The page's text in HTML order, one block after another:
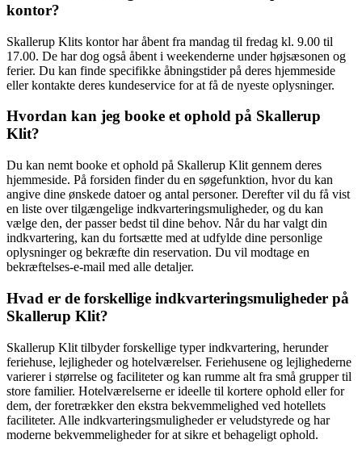
kontor?
Skallerup Klits kontor har åbent fra mandag til fredag ​​kl. 9.00 til
17.00. De har dog også åbent i weekenderne under højsæsonen og
ferier. Du kan finde specifikke åbningstider på deres hjemmeside
eller kontakte deres kundeservice for at få de nyeste oplysninger.
Hvordan kan jeg booke et ophold på Skallerup
Klit?
Du kan nemt booke et ophold på Skallerup Klit gennem deres
hjemmeside. På forsiden finder du en søgefunktion, hvor du kan
angive dine ønskede datoer og antal personer. Derefter vil du få vist
en liste over tilgængelige indkvarteringsmuligheder, og du kan
vælge den, der passer bedst til dine behov. Når du har valgt din
indkvartering, kan du fortsætte med at udfylde dine personlige
oplysninger og bekræfte din reservation. Du vil modtage en
bekræftelses-e-mail med alle detaljer.
Hvad er de forskellige indkvarteringsmuligheder på
Skallerup Klit?
Skallerup Klit tilbyder forskellige typer indkvartering, herunder
feriehuse, lejligheder og hotelværelser. Feriehusene og lejlighederne
varierer i størrelse og faciliteter og kan rumme alt fra små grupper til
store familier. Hotelværelserne er ideelle til kortere ophold eller for
dem, der foretrækker den ekstra bekvemmelighed ved hotellets
faciliteter. Alle indkvarteringsmuligheder er veludstyrede og har
moderne bekvemmeligheder for at sikre et behageligt ophold.